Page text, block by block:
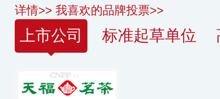
详情>> 我喜欢的品牌投票>>
上市公司 标准起草单位